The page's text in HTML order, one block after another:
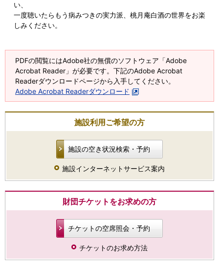
い、
一度聴いたらもう病みつきの実力派、桃月庵白酒の世界をお楽
しみください。
PDFの閲覧にはAdobe社の無償のソフトウェア「Adobe
Acrobat Reader」が必要です。下記のAdobe Acrobat
Readerダウンロードページから入手してください。
Adobe Acrobat Readerダウンロード
施設利用ご希望の方
施設の空き状況検索・予約
施設インターネットサービス案内
財団チケットをお求めの方
チケットの空席照会・予約
チケットのお求め方法